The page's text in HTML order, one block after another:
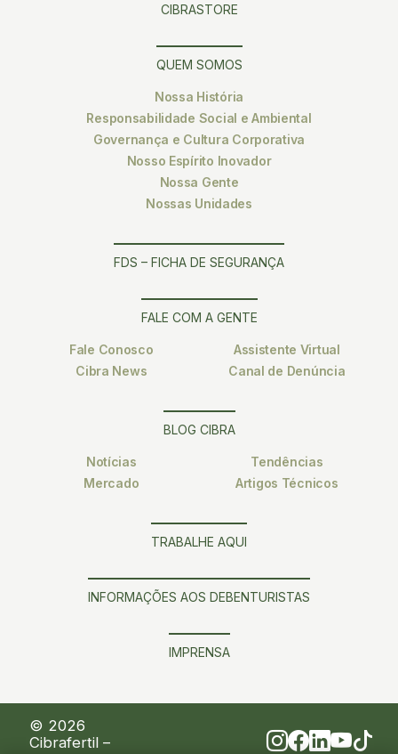
CIBRASTORE
QUEM SOMOS
Nossa História
Responsabilidade Social e Ambiental
Governança e Cultura Corporativa
Nosso Espírito Inovador
Nossa Gente
Nossas Unidades
FDS – FICHA DE SEGURANÇA
FALE COM A GENTE
Fale Conosco
Cibra News
Assistente Virtual
Canal de Denúncia
BLOG CIBRA
Notícias
Mercado
Tendências
Artigos Técnicos
TRABALHE AQUI
INFORMAÇÕES AOS DEBENTURISTAS
IMPRENSA
© 2026
Cibrafertil –